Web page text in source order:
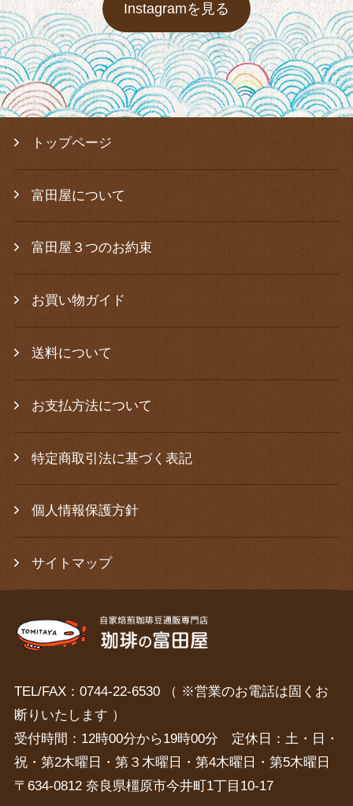
Instagramを見る
トップページ
富田屋について
富田屋３つのお約束
お買い物ガイド
送料について
お支払方法について
特定商取引法に基づく表記
個人情報保護方針
サイトマップ
TEL/FAX：0744-22-6530 （ ※営業のお電話は固くお
断りいたします ）
受付時間：12時00分から19時00分 定休日：土・日・
祝・第2木曜日・第３木曜日・第4木曜日・第5木曜日
〒634-0812 奈良県橿原市今井町1丁目10-17